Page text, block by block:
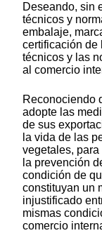
Deseando, sin
técnicos y
embalaje,
certificación de
técnicos y las
al comercio
Reconociendo
adopte las
de sus
la vida de las
vegetales,
la prevención
condición de
constituyan un
injustificado
mismas
comercio